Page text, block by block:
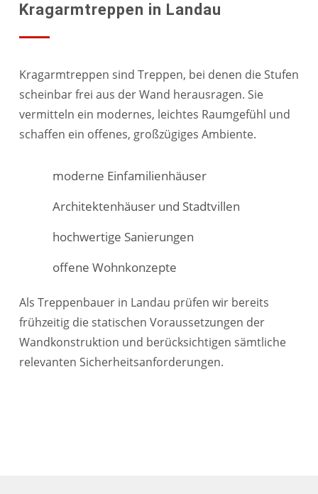
Kragarmtreppen in Landau
Kragarmtreppen sind Treppen, bei denen die Stufen
scheinbar frei aus der Wand herausragen. Sie
vermitteln ein modernes, leichtes Raumgefühl und
schaffen ein offenes, großzügiges Ambiente.
moderne Einfamilienhäuser
Architektenhäuser und Stadtvillen
hochwertige Sanierungen
offene Wohnkonzepte
Als Treppenbauer in Landau prüfen wir bereits
frühzeitig die statischen Voraussetzungen der
Wandkonstruktion und berücksichtigen sämtliche
relevanten Sicherheitsanforderungen.